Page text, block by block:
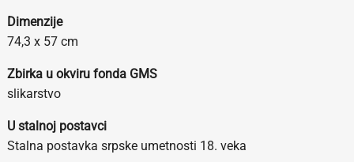
Dimenzije
74,3 x 57 cm
Zbirka u okviru fonda GMS
slikarstvo
U stalnoj postavci
Stalna postavka srpske umetnosti 18. veka